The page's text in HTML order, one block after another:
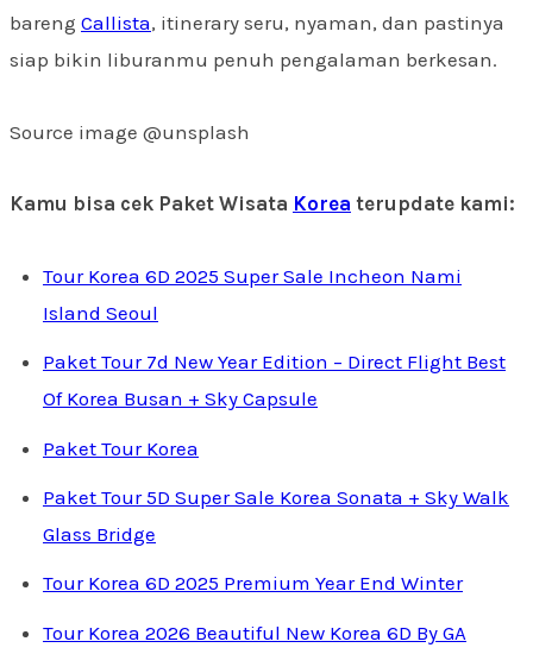
bareng Callista, itinerary seru, nyaman, dan pastinya
siap bikin liburanmu penuh pengalaman berkesan.
Source image @unsplash
Kamu bisa cek Paket Wisata Korea terupdate kami:
Tour Korea 6D 2025 Super Sale Incheon Nami
Island Seoul
Paket Tour 7d New Year Edition – Direct Flight Best
Of Korea Busan + Sky Capsule
Paket Tour Korea
Paket Tour 5D Super Sale Korea Sonata + Sky Walk
Glass Bridge
Tour Korea 6D 2025 Premium Year End Winter
Tour Korea 2026 Beautiful New Korea 6D By GA